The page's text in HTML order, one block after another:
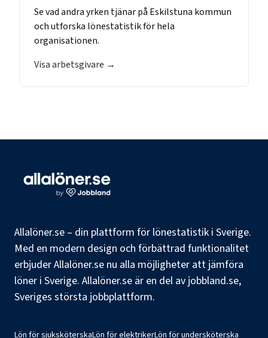
Se vad andra yrken tjänar på Eskilstuna kommun
och utforska lönestatistik för hela
organisationen.
Visa arbetsgivare →
Allalöner.se – din plattform för lönestatistik i Sverige.
Med en modern design och förbättrad funktionalitet
erbjuder Allalöner.se nu alla möjligheter att jämföra
löner i Sverige. Allalöner.se är en del av jobbland.se,
Sveriges största jobbplattform.
Lön för sjuksköterskaLön för elektrikerLön för undersköterska